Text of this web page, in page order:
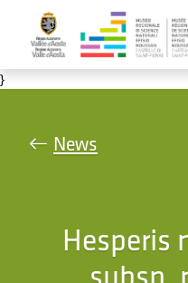
Salta al contenuto principale
}
News
Hesperis